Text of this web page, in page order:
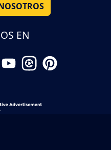
EN